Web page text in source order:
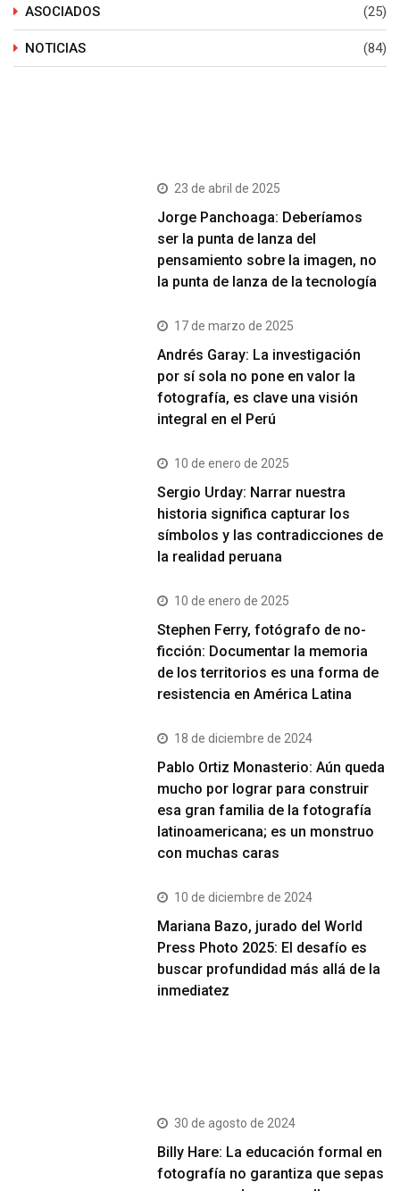
ASOCIADOS (25)
NOTICIAS (84)
23 de abril de 2025
Jorge Panchoaga: Deberíamos
ser la punta de lanza del
pensamiento sobre la imagen, no
la punta de lanza de la tecnología
17 de marzo de 2025
Andrés Garay: La investigación
por sí sola no pone en valor la
fotografía, es clave una visión
integral en el Perú
10 de enero de 2025
Sergio Urday: Narrar nuestra
historia significa capturar los
símbolos y las contradicciones de
la realidad peruana
10 de enero de 2025
Stephen Ferry, fotógrafo de no-
ficción: Documentar la memoria
de los territorios es una forma de
resistencia en América Latina
18 de diciembre de 2024
Pablo Ortiz Monasterio: Aún queda
mucho por lograr para construir
esa gran familia de la fotografía
latinoamericana; es un monstruo
con muchas caras
10 de diciembre de 2024
Mariana Bazo, jurado del World
Press Photo 2025: El desafío es
buscar profundidad más allá de la
inmediatez
30 de agosto de 2024
Billy Hare: La educación formal en
fotografía no garantiza que sepas